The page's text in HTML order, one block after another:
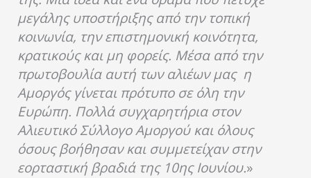
μεγάλης υποστήριξης από την τοπική
κοινωνία, την επιστημονική κοινότητα,
κρατικούς και μη φορείς. Μέσα από την
πρωτοβουλία αυτή των αλιέων μας η
Αμοργός γίνεται πρότυπο σε όλη την
Ευρώπη. Πολλά συγχαρητήρια στον
Αλιευτικό Σύλλογο Αμοργού και όλους
όσους βοήθησαν και συμμετείχαν στην
εορταστική βραδιά της 10ης Ιουνίου.»